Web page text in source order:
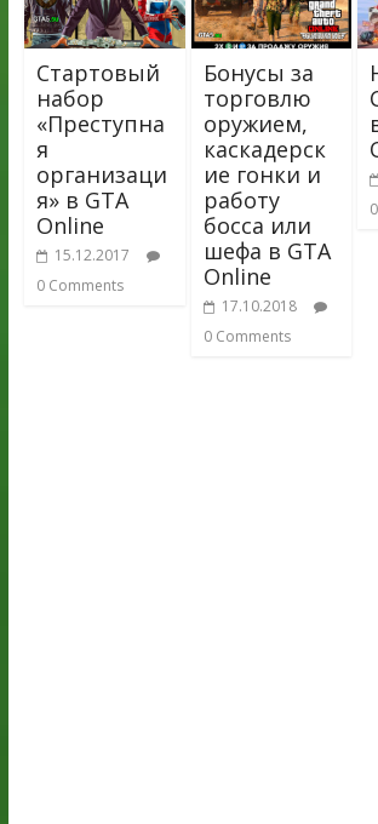
Стартовый
набор
«Преступна
я
организаци
я» в GTA
Online
15.12.2017
0 Comments
Бонусы за
торговлю
оружием,
каскадерск
ие гонки и
работу
босса или
шефа в GTA
Online
17.10.2018
0 Comments